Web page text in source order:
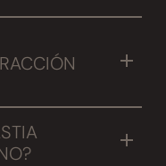
la gravedad, la
de los tejidos
de
habituales.
a largo plazo y
maneras: